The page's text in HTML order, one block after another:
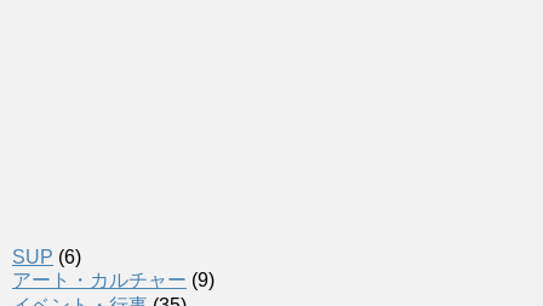
SUP (6)
アート・カルチャー (9)